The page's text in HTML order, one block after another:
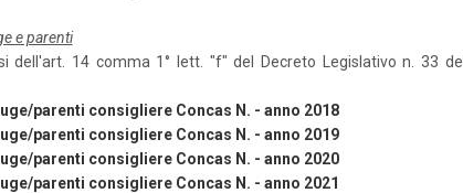
e parenti
dell'art. 14 comma 1° lett. "f" del Decreto Legislativo n. 33 del
parenti consigliere Concas N. - anno 2018
parenti consigliere Concas N. - anno 2019
parenti consigliere Concas N. - anno 2020
parenti consigliere Concas N. - anno 2021